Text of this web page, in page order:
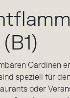
Gardinen
speziell für
oder